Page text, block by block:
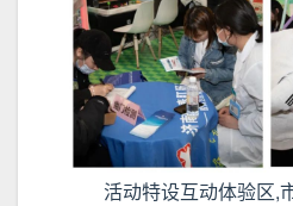
活动特设互动体验区,